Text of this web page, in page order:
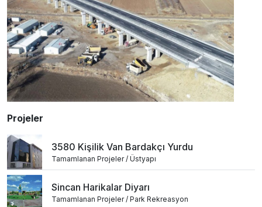
Projeler
3580 Kişilik Van Bardakçı Yurdu
Tamamlanan Projeler / Üstyapı
Sincan Harikalar Diyarı
Tamamlanan Projeler / Park Rekreasyon